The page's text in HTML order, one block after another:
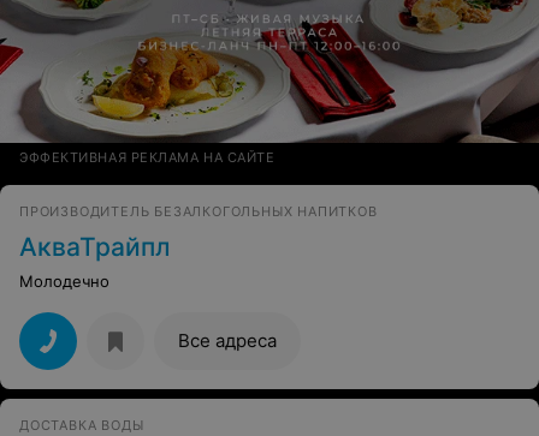
ЭФФЕКТИВНАЯ РЕКЛАМА НА САЙТЕ
ПРОИЗВОДИТЕЛЬ БЕЗАЛКОГОЛЬНЫХ НАПИТКОВ
АкваТрайпл
Молодечно
Все адреса
ДОСТАВКА ВОДЫ